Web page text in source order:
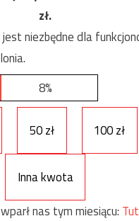
zł.
niezbędne dla
8%
50 zł 100 zł
Inna kwota
nas tym miesiącu: